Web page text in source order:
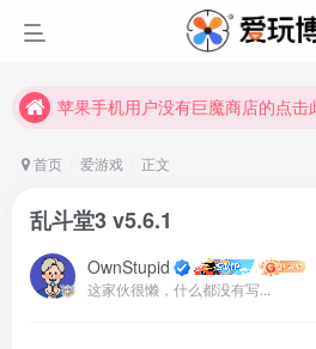
苹果手机用户没有巨魔商店的点击
苹果手机用户没有巨魔商店的点
首页 爱游戏 正文
乱斗堂3 v5.6.1
OwnStupid
这家伙很懒，什么都没有写...